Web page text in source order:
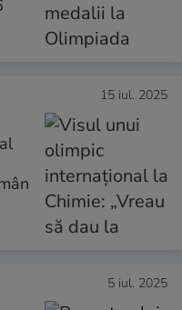
15 iul. 2025
5 iul. 2025